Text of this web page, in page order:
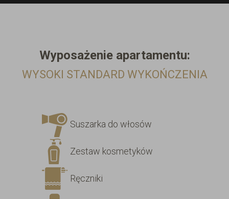
Wyposażenie apartamentu:
WYSOKI STANDARD WYKOŃCZENIA
Suszarka do włosów
Zestaw kosmetyków
Ręczniki